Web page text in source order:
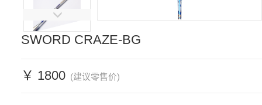
SWORD CRAZE-BG
￥ 1800(建议零售价)